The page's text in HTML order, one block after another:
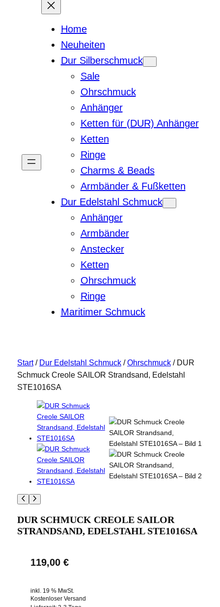
Home
Neuheiten
Dur Silberschmuck
Sale
Ohrschmuck
Anhänger
Ketten für (DUR) Anhänger
Ketten
Ringe
Charms & Beads
Armbänder & Fußketten
Dur Edelstahl Schmuck
Anhänger
Armbänder
Anstecker
Ketten
Ohrschmuck
Ringe
Maritimer Schmuck
Start/ Dur Edelstahl Schmuck/Ohrschmuck/ DUR
Schmuck Creole SAILOR Strandsand, Edelstahl
STE1016SA
DUR SCHMUCK CREOLE SAILOR
STRANDSAND, EDELSTAHL STE1016SA
119,00 €
inkl. 19 % MwSt.
Kostenloser Versand